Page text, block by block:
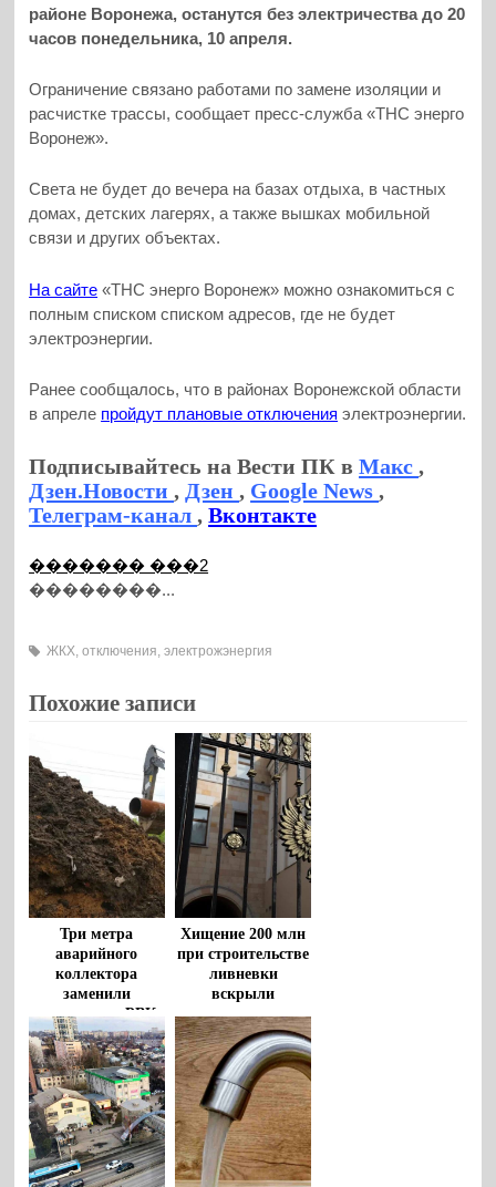
районе Воронежа, останутся без электричества до 20
часов понедельника, 10 апреля.
Ограничение связано работами по замене изоляции и
расчистке трассы, сообщает пресс-служба «ТНС энерго
Воронеж».
Света не будет до вечера на базах отдыха, в частных
домах, детских лагерях, а также вышках мобильной
связи и других объектах.
На сайте «ТНС энерго Воронеж» можно ознакомиться с
полным списком списком адресов, где не будет
электроэнергии.
Ранее сообщалось, что в районах Воронежской области
в апреле пройдут плановые отключения электроэнергии.
Подписывайтесь на Вести ПК вМакс,
Дзен.Новости, Дзен, Google News,
Телеграм-канал,Вконтакте
������� ���2
��������...
ЖКХ ,отключения ,электрожэнергия
Похожие записи
Три метра
аварийного
коллектора
заменили
сотрудники «РВК-
Воронеж»
Хищение 200 млн
при строительстве
ливневки
вскрыли
воронежские
прокуроры